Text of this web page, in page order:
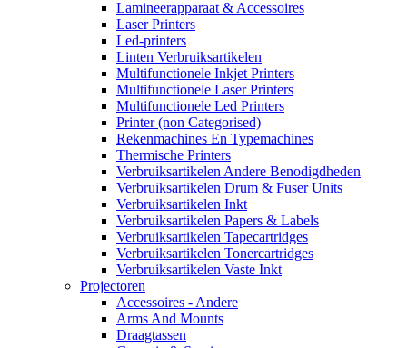
Lamineerapparaat & Accessoires
Laser Printers
Led-printers
Linten Verbruiksartikelen
Multifunctionele Inkjet Printers
Multifunctionele Laser Printers
Multifunctionele Led Printers
Printer (non Categorised)
Rekenmachines En Typemachines
Thermische Printers
Verbruiksartikelen Andere Benodigdheden
Verbruiksartikelen Drum & Fuser Units
Verbruiksartikelen Inkt
Verbruiksartikelen Papers & Labels
Verbruiksartikelen Tapecartridges
Verbruiksartikelen Tonercartridges
Verbruiksartikelen Vaste Inkt
Projectoren
Accessoires - Andere
Arms And Mounts
Draagtassen